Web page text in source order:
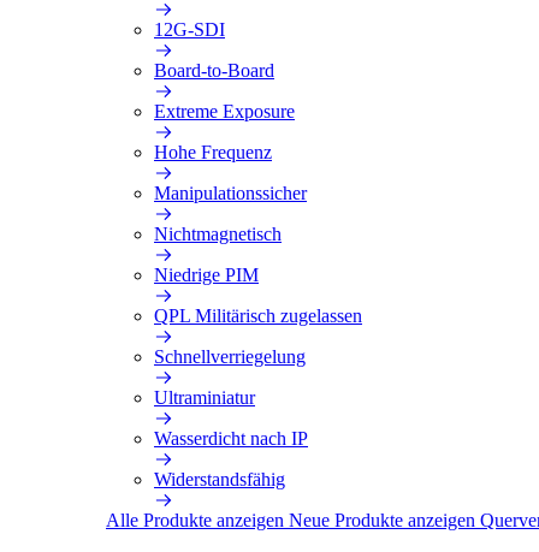
12G-SDI
Board-to-Board
Extreme Exposure
Hohe Frequenz
Manipulationssicher
Nichtmagnetisch
Niedrige PIM
QPL Militärisch zugelassen
Schnellverriegelung
Ultraminiatur
Wasserdicht nach IP
Widerstandsfähig
Alle Produkte anzeigen Neue Produkte anzeigen